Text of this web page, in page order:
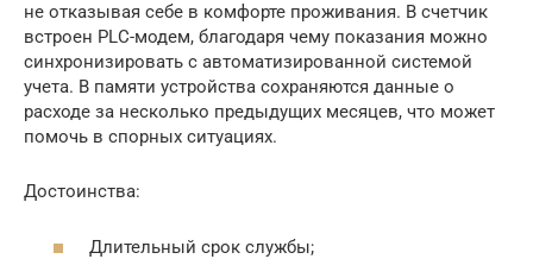
не отказывая себе в комфорте проживания. В счетчик
встроен PLC-модем, благодаря чему показания можно
синхронизировать с автоматизированной системой
учета. В памяти устройства сохраняются данные о
расходе за несколько предыдущих месяцев, что может
помочь в спорных ситуациях.
Достоинства:
Длительный срок службы;